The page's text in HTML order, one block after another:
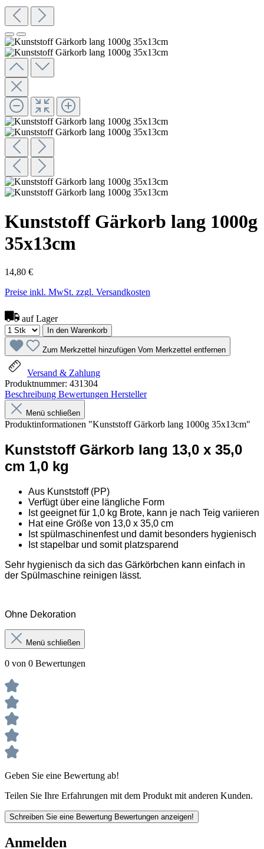
Kunststoff Gärkorb lang 1000g
35x13cm
14,80 €
Preise inkl. MwSt. zzgl. Versandkosten
auf Lager
In den Warenkorb
Zum Merkzettel hinzufügen Vom Merkzettel entfernen
Versand & Zahlung
Produktnummer: 431304
Beschreibung Bewertungen Hersteller
Menü schließen
Produktinformationen "Kunststoff Gärkorb lang 1000g 35x13cm"
Kunststoff Gärkorb lang 13,0 x 35,0
cm 1,0 kg
Aus Kunststoff (PP)
Verfügt über eine längliche Form
Ist geeignet für 1,0 kg Brote, kann je nach Teig variieren
Hat eine Größe von 13,0 x 35,0 cm
Ist spülmaschinenfest und damit besonders hygienisch
Ist stapelbar und somit platzsparend
Sehr hygienisch da sich das Gärkörbchen kann einfach in
der Spülmaschine reinigen lässt.
Ohne Dekoration
Menü schließen
0 von 0 Bewertungen
Geben Sie eine Bewertung ab!
Teilen Sie Ihre Erfahrungen mit dem Produkt mit anderen Kunden.
Schreiben Sie eine Bewertung Bewertungen anzeigen!
Anmelden